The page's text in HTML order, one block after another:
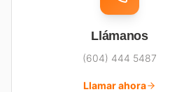
Llámanos
(604) 444 5487
Llamar ahora